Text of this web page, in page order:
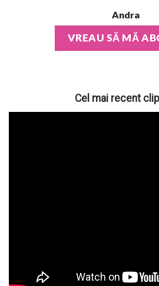
Andra
Cel mai recent